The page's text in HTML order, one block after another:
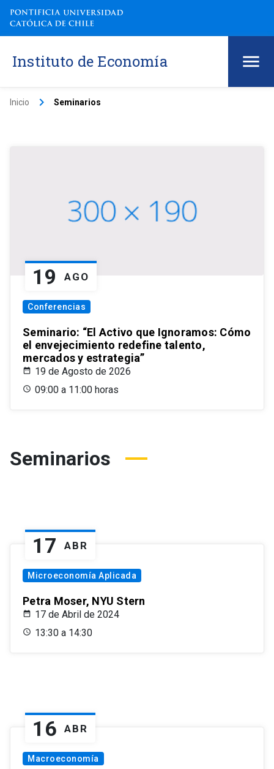
Instituto de Economía
Inicio keyboard_arrow_right Seminarios
19 AGO
Conferencias
Seminario: “El Activo que Ignoramos: Cómo
el envejecimiento redefine talento,
mercados y estrategia”
19 de Agosto de 2026
09:00 a 11:00 horas
Seminarios
17 ABR
Microeconomía Aplicada
Petra Moser, NYU Stern
17 de Abril de 2024
13:30 a 14:30
16 ABR
Macroeconomía